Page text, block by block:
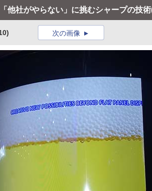
他社がやらない」に挑むシャープの技術
次の画像